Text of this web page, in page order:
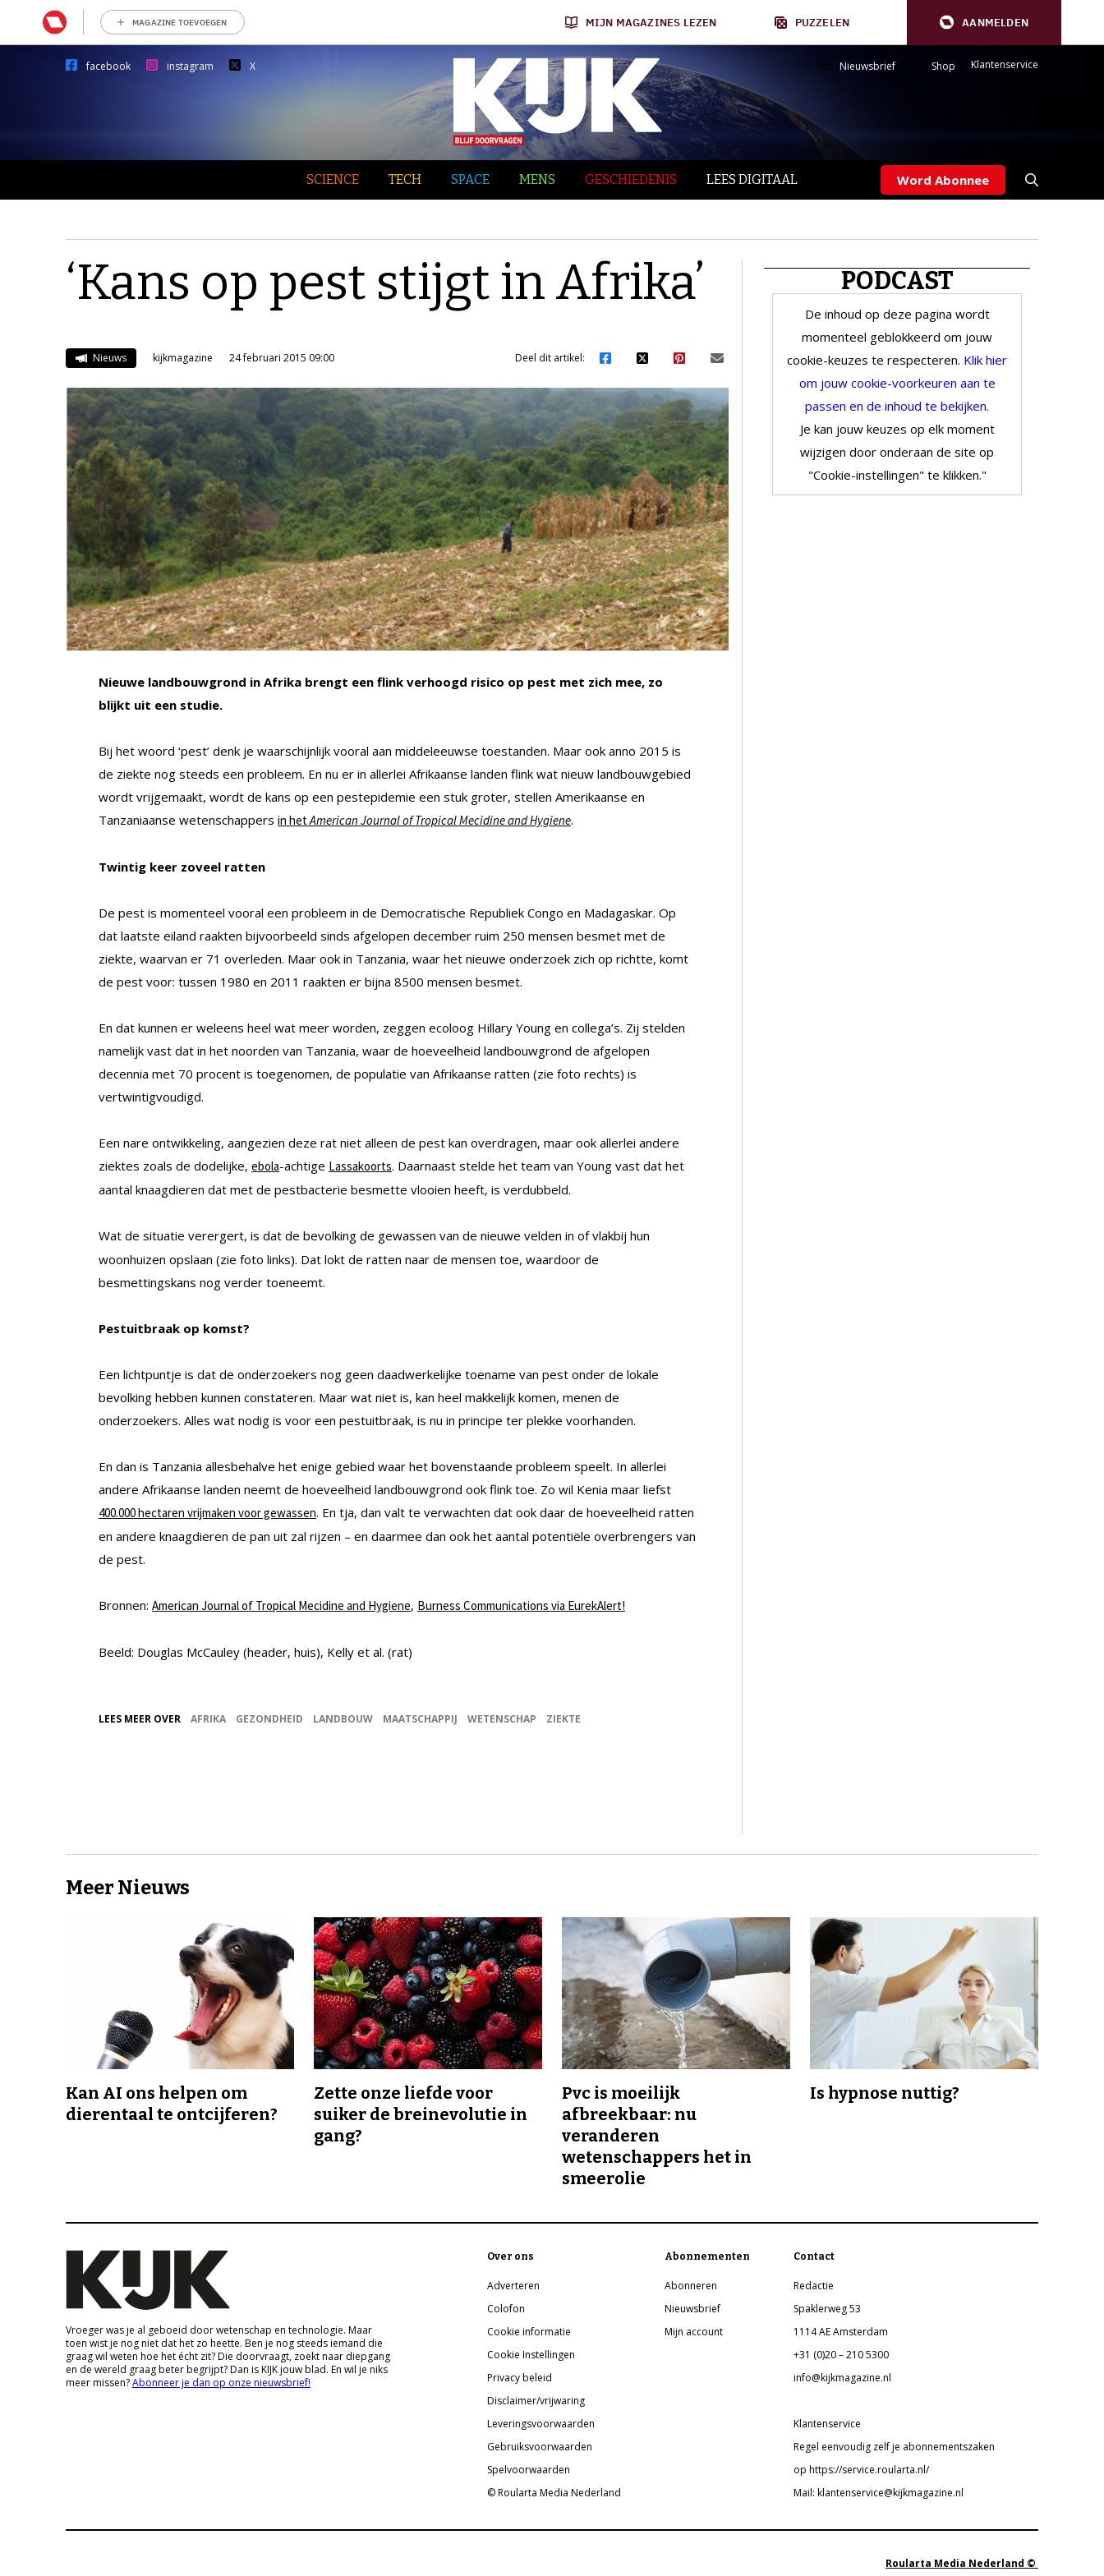
MAGAZINE TOEVOEGEN MIJN MAGAZINES LEZEN PUZZELEN AANMELDEN
facebook instagram X Nieuwsbrief Shop Klantenservice
SCIENCE TECH SPACE MENS GESCHIEDENIS LEES DIGITAAL Word Abonnee
‘Kans op pest stijgt in Afrika’
Nieuws kijkmagazine 24 februari 2015 09:00 Deel dit artikel:
Nieuwe landbouwgrond in Afrika brengt een flink verhoogd risico op pest met zich mee, zo
blijkt uit een studie.
Bij het woord ‘pest’ denk je waarschijnlijk vooral aan middeleeuwse toestanden. Maar ook anno 2015 is
de ziekte nog steeds een probleem. En nu er in allerlei Afrikaanse landen flink wat nieuw landbouwgebied
wordt vrijgemaakt, wordt de kans op een pestepidemie een stuk groter, stellen Amerikaanse en
Tanzaniaanse wetenschappers in hetAmerican Journal of Tropical Mecidine and Hygiene.
Twintig keer zoveel ratten
De pest is momenteel vooral een probleem in de Democratische Republiek Congo en Madagaskar. Op
dat laatste eiland raakten bijvoorbeeld sinds afgelopen december ruim 250 mensen besmet met de
ziekte, waarvan er 71 overleden. Maar ook in Tanzania, waar het nieuwe onderzoek zich op richtte, komt
de pest voor: tussen 1980 en 2011 raakten er bijna 8500 mensen besmet.
En dat kunnen er weleens heel wat meer worden, zeggen ecoloog Hillary Young en collega’s. Zij stelden
namelijk vast dat in het noorden van Tanzania, waar de hoeveelheid landbouwgrond de afgelopen
decennia met 70 procent is toegenomen, de populatie van Afrikaanse ratten (zie foto rechts) is
vertwintigvoudigd.
Een nare ontwikkeling, aangezien deze rat niet alleen de pest kan overdragen, maar ook allerlei andere
ziektes zoals de dodelijke, ebola-achtige Lassakoorts. Daarnaast stelde het team van Young vast dat het
aantal knaagdieren dat met de pestbacterie besmette vlooien heeft, is verdubbeld.
Wat de situatie verergert, is dat de bevolking de gewassen van de nieuwe velden in of vlakbij hun
woonhuizen opslaan (zie foto links). Dat lokt de ratten naar de mensen toe, waardoor de
besmettingskans nog verder toeneemt.
Pestuitbraak op komst?
Een lichtpuntje is dat de onderzoekers nog geen daadwerkelijke toename van pest onder de lokale
bevolking hebben kunnen constateren. Maar wat niet is, kan heel makkelijk komen, menen de
onderzoekers. Alles wat nodig is voor een pestuitbraak, is nu in principe ter plekke voorhanden.
En dan is Tanzania allesbehalve het enige gebied waar het bovenstaande probleem speelt. In allerlei
andere Afrikaanse landen neemt de hoeveelheid landbouwgrond ook flink toe. Zo wil Kenia maar liefst
400.000 hectaren vrijmaken voor gewassen. En tja, dan valt te verwachten dat ook daar de hoeveelheid ratten
en andere knaagdieren de pan uit zal rijzen – en daarmee dan ook het aantal potentiële overbrengers van
de pest.
Bronnen: American Journal of Tropical Mecidine and Hygiene, Burness Communications via EurekAlert!
Beeld: Douglas McCauley (header, huis), Kelly et al. (rat)
LEES MEER OVER AFRIKA GEZONDHEID LANDBOUW MAATSCHAPPIJ WETENSCHAP ZIEKTE
PODCAST
De inhoud op deze pagina wordt
momenteel geblokkeerd om jouw
cookie-keuzes te respecteren. Klik hier
om jouw cookie-voorkeuren aan te
passen en de inhoud te bekijken.
Je kan jouw keuzes op elk moment
wijzigen door onderaan de site op
"Cookie-instellingen" te klikken."
Meer Nieuws
Kan AI ons helpen om
dierentaal te ontcijferen?
Zette onze liefde voor
suiker de breinevolutie in
gang?
Pvc is moeilijk
afbreekbaar: nu
veranderen
wetenschappers het in
smeerolie
Is hypnose nuttig?
Vroeger was je al geboeid door wetenschap en technologie. Maar
toen wist je nog niet dat het zo heette. Ben je nog steeds iemand die
graag wil weten hoe het écht zit? Die doorvraagt, zoekt naar diepgang
en de wereld graag beter begrijpt? Dan is KIJK jouw blad. En wil je niks
meer missen?Abonneer je dan op onze nieuwsbrief!
Over ons
Adverteren
Colofon
Cookie informatie
Cookie Instellingen
Privacy beleid
Disclaimer/vrijwaring
Leveringsvoorwaarden
Gebruiksvoorwaarden
Spelvoorwaarden
© Roularta Media Nederland
Abonnementen
Abonneren
Nieuwsbrief
Mijn account
Contact
Redactie
Spaklerweg 53
1114 AE Amsterdam
+31 (0)20 – 210 5300
info@kijkmagazine.nl
Klantenservice
Regel eenvoudig zelf je abonnementszaken
op https://service.roularta.nl/
Mail: klantenservice@kijkmagazine.nl
Roularta Media Nederland ©